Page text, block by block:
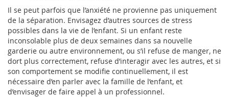
Il se peut parfois que l’anxiété ne provienne pas uniquement
de la séparation. Envisagez d’autres sources de stress
possibles dans la vie de l’enfant. Si un enfant reste
inconsolable plus de deux semaines dans sa nouvelle
garderie ou autre environnement, ou s’il refuse de manger, ne
dort plus correctement, refuse d’interagir avec les autres, et si
son comportement se modifie continuellement, il est
nécessaire d’en parler avec la famille de l’enfant, et
d’envisager de faire appel à un professionnel.